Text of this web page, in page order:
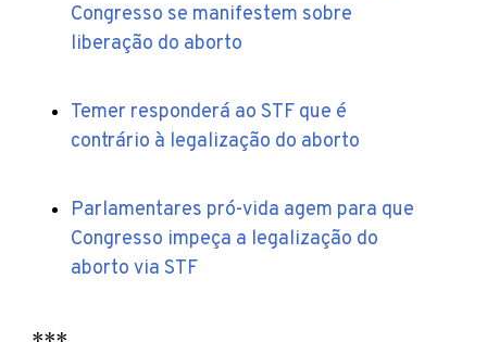
Congresso se manifestem sobre
liberação do aborto
Temer responderá ao STF que é
contrário à legalização do aborto
Parlamentares pró-vida agem para que
Congresso impeça a legalização do
aborto via STF
***